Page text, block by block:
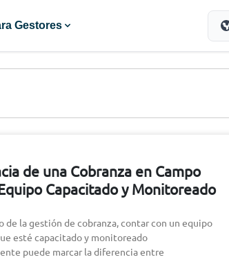
Gestores
de una Cobranza en Campo
Capacitado y Monitoreado
de la gestión de cobranza, contar con un equipo
esté capacitado y monitoreado
puede marcar la diferencia entre